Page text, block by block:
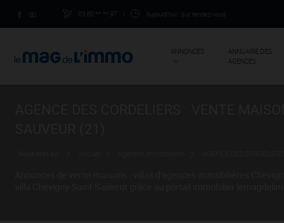
03.80.**.**.97 Aujourd'hui : sur rendez-vous
ANNONCES
ANNUAIRE DES
AGENCES